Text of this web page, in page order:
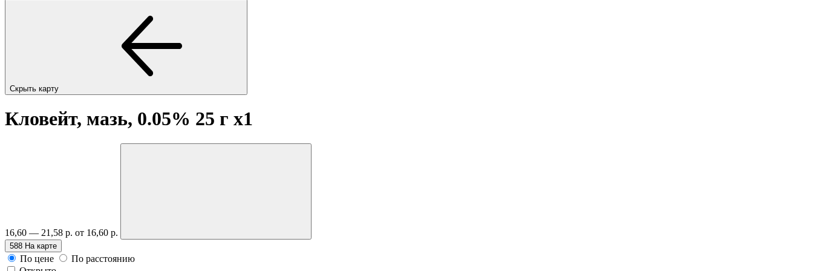
Скрыть карту
Кловейт, мазь, 0.05% 25 г x1
16,60 — 21,58 р. от 16,60 р.
588 На карте
По цене
По расстоянию